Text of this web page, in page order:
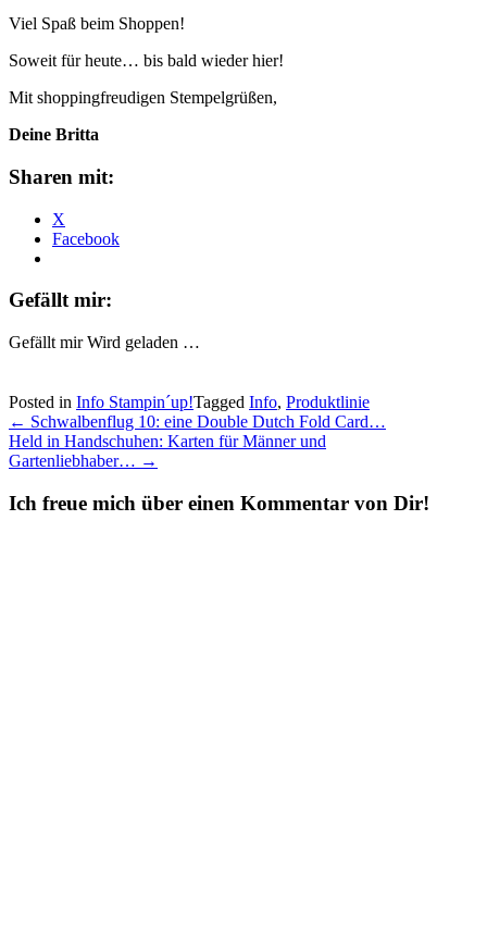
Viel Spaß beim Shoppen!
Soweit für heute… bis bald wieder hier!
Mit shoppingfreudigen Stempelgrüßen,
Deine Britta
Sharen mit:
X
Facebook
Gefällt mir:
Gefällt mir Wird geladen …
Posted in Info Stampin´up!Tagged Info, Produktlinie
Post
navigation
← Schwalbenflug 10: eine Double Dutch Fold Card…
Held in Handschuhen: Karten für Männer und
Gartenliebhaber… →
Ich freue mich über einen Kommentar von Dir!